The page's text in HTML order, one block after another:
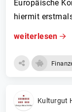
Europäische
hiermit
weiterlesen